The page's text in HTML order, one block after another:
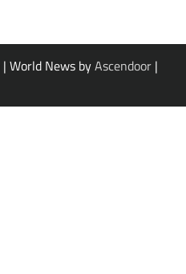
| World News byAscendoor |